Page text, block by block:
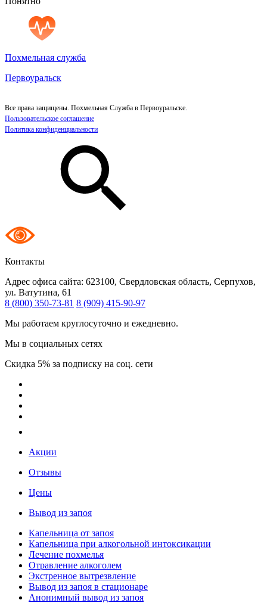
Похмельная служба
Первоуральск
Все права защищены. Похмельная Служба в Первоуральске.
Пользовательское соглашение
Политика конфиденциальности
Контакты
Адрес офиса сайта: 623100, Свердловская область, Серпухов,
ул. Ватутина, 61
8 (800) 350-73-81 8 (909) 415-90-97
Мы работаем круглосуточно и ежедневно.
Мы в социальных сетях
Скидка 5% за подписку на соц. сети
Акции
Отзывы
Цены
Вывод из запоя
Капельница от запоя
Капельница при алкогольной интоксикации
Лечение похмелья
Отравление алкоголем
Экстренное вытрезвление
Вывод из запоя в стационаре
Анонимный вывод из запоя